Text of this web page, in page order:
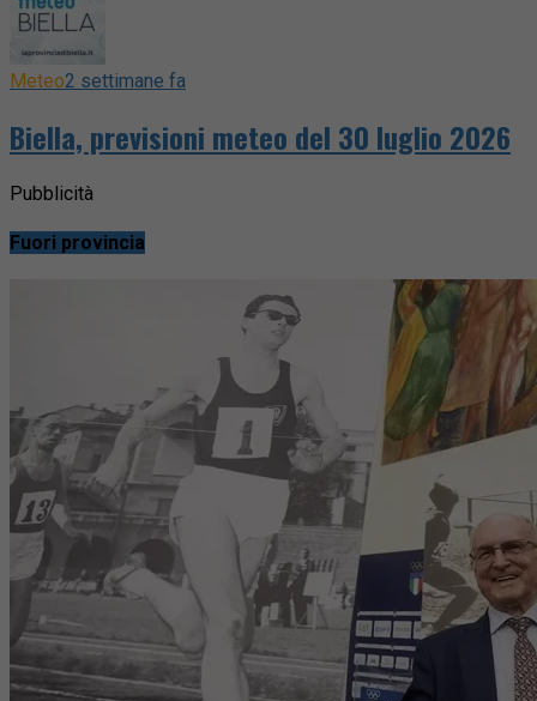
Meteo2 settimane fa
Biella, previsioni meteo del 30 luglio 2026
Pubblicità
Fuori provincia